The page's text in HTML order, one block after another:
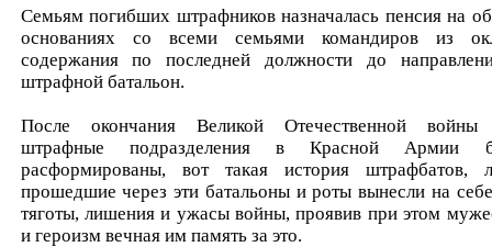
Семьям погибших штрафников назначалась пенсия на
основаниях со всеми семьями командиров из
содержания по последней должности до
штрафной батальон.
После окончания Великой Отечественной войны
штрафные подразделения в Красной Армии
расформированы, вот такая история штрафбатов,
прошедшие через эти батальоны и роты вынесли на
тяготы, лишения и ужасы войны, проявив при этом
и героизм вечная им память за это.